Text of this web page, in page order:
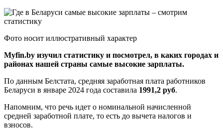
Фото носит иллюстративный характер
Myfin.by изучил статистику и посмотрел, в каких городах и
районах нашей страны самые высокие зарплаты.
По данным Белстата, средняя заработная плата работников
Беларуси в январе 2024 года составила 1991,2 руб.
Напомним, что речь идет о номинальной начисленной
средней заработной плате, то есть до вычета налогов и
взносов.